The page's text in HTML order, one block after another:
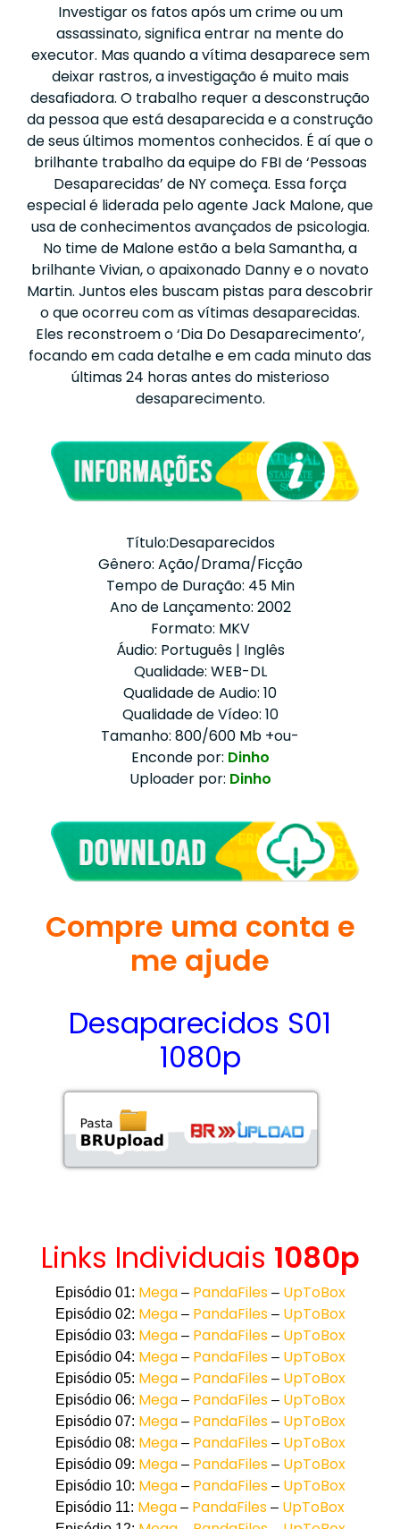
Investigar os fatos após um crime ou um
assassinato, significa entrar na mente do
executor. Mas quando a vítima desaparece sem
deixar rastros, a investigação é muito mais
desafiadora. O trabalho requer a desconstrução
da pessoa que está desaparecida e a construção
de seus últimos momentos conhecidos. É aí que o
brilhante trabalho da equipe do FBI de ‘Pessoas
Desaparecidas’ de NY começa. Essa força
especial é liderada pelo agente Jack Malone, que
usa de conhecimentos avançados de psicologia.
No time de Malone estão a bela Samantha, a
brilhante Vivian, o apaixonado Danny e o novato
Martin. Juntos eles buscam pistas para descobrir
o que ocorreu com as vítimas desaparecidas.
Eles reconstroem o ‘Dia Do Desaparecimento’,
focando em cada detalhe e em cada minuto das
últimas 24 horas antes do misterioso
desaparecimento.
Título:Desaparecidos
Gênero: Ação/Drama/Ficção
Tempo de Duração: 45 Min
Ano de Lançamento: 2002
Formato: MKV
Áudio: Português | Inglês
Qualidade: WEB-DL
Qualidade de Audio: 10
Qualidade de Vídeo: 10
Tamanho: 800/600 Mb +ou-
Enconde por: Dinho
Uploader por: Dinho
Compre uma conta e
me ajude
Desaparecidos S01
1080p
Links Individuais 1080p
Episódio 01: Mega– PandaFiles– UpToBox
Episódio 02: Mega– PandaFiles– UpToBox
Episódio 03: Mega– PandaFiles– UpToBox
Episódio 04: Mega– PandaFiles– UpToBox
Episódio 05: Mega– PandaFiles– UpToBox
Episódio 06: Mega– PandaFiles– UpToBox
Episódio 07: Mega– PandaFiles– UpToBox
Episódio 08: Mega– PandaFiles– UpToBox
Episódio 09: Mega– PandaFiles– UpToBox
Episódio 10: Mega– PandaFiles– UpToBox
Episódio 11: Mega – PandaFiles – UpToBox